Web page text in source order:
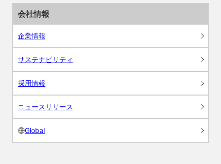
会社情報
企業情報
サステナビリティ
採用情報
ニュースリリース
Global